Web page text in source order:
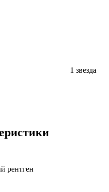
1 звезда
рентген